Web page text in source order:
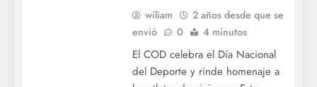
wiliam
2 años desde que se
envió
0 4 minutos
El COD celebra el Día Nacional
del Deporte y rinde homenaje a